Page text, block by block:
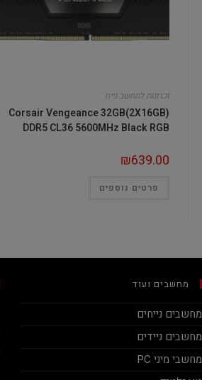
זכרונות למחשב נייח
Corsair Vengeance 32GB(2X16GB)
DDR5 CL36 5600MHz Black RGB
₪639.00
פרטים נוספים
מחשבים ועוד
מחשבים נייחים
מחשבים ניידים
מחשבי מיני PC